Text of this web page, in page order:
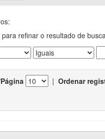
para refinar o resultado de
| Ordenar